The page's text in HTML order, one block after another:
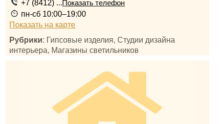
+7 (8412) ...Показать телефон
пн-сб 10:00–19:00
Показать на карте
Рубрики: Гипсовые изделия, Студии дизайна
интерьера, Магазины светильников